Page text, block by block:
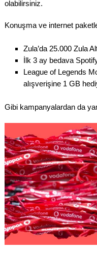
olabilirsiniz.
Konuşma ve internet
Zula’da 25.000 Zula
İlk 3 ay bedava
League of Legends
alışverişine 1 GB
Gibi kampanyalardan da